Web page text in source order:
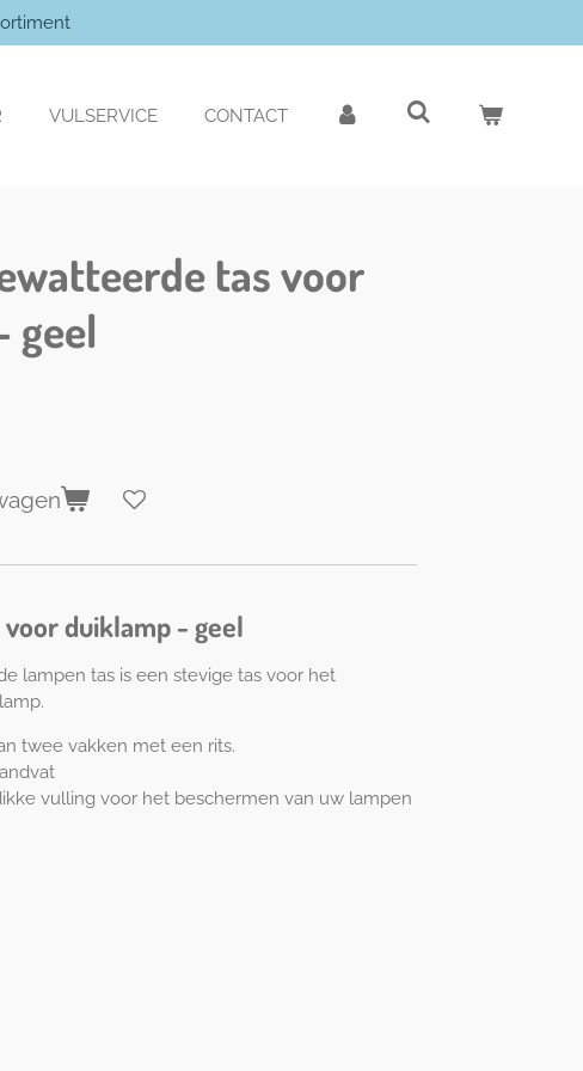
VULSERVICE CONTACT
tas voor
geel
duiklamp - geel
lampen tas is een stevige tas voor het
twee vakken met een rits.
vulling voor het beschermen van uw lampen